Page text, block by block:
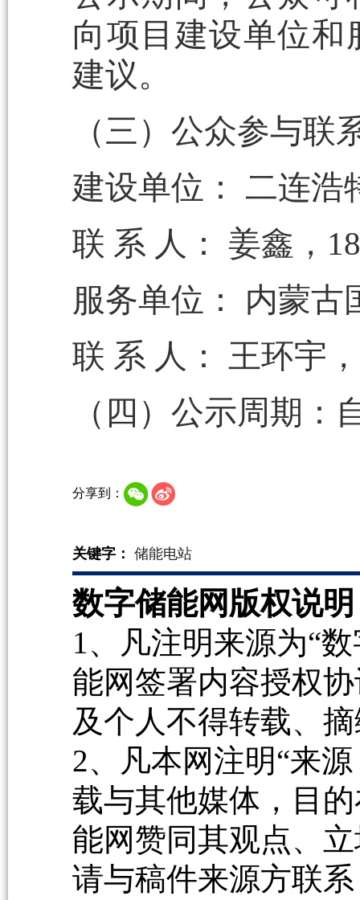
向项目建设单位
建议。
（三）公众参与联
建设单位： 二连浩
联 系 人： 姜鑫，
服务单位： 内蒙古
联 系 人： 王环宇
（四）公示周期：
分享到：
关键字： 储能电站
数字储能网版权说
1、凡注明来源为“
能网签署内容授权
及个人不得转载、
2、凡本网注明“来
载与其他媒体，目
能网赞同其观点、
请与稿件来源方联